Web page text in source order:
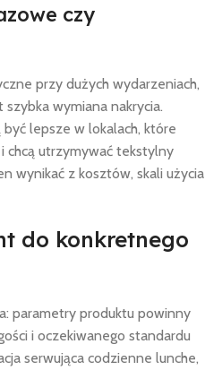
czy
przy dużych wydarzeniach,
wymiana nakrycia.
lepsze w lokalach, które
chcą utrzymywać tekstylny
wynikać z kosztów, skali użycia
do konkretnego
parametry produktu powinny
i oczekiwanego standardu
serwująca codzienne lunche,